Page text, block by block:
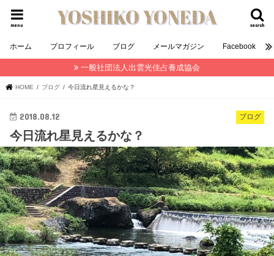
search
menu
ホーム プロフィール ブログ メールマガジン Facebook
一般社団法人出雲光佳占養成協会
HOME ブログ 今日流れ星見えるかな？
ブログ
2018.08.12
今日流れ星見えるかな？